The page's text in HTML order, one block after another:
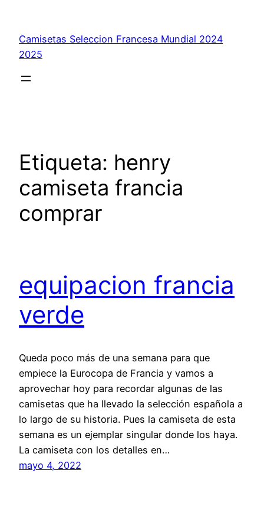
contenido
Camisetas Seleccion Francesa Mundial 2024
2025
Etiqueta: henry
camiseta francia
comprar
equipacion francia
verde
Queda poco más de una semana para que
empiece la Eurocopa de Francia y vamos a
aprovechar hoy para recordar algunas de las
camisetas que ha llevado la selección española a
lo largo de su historia. Pues la camiseta de esta
semana es un ejemplar singular donde los haya.
La camiseta con los detalles en…
mayo 4, 2022